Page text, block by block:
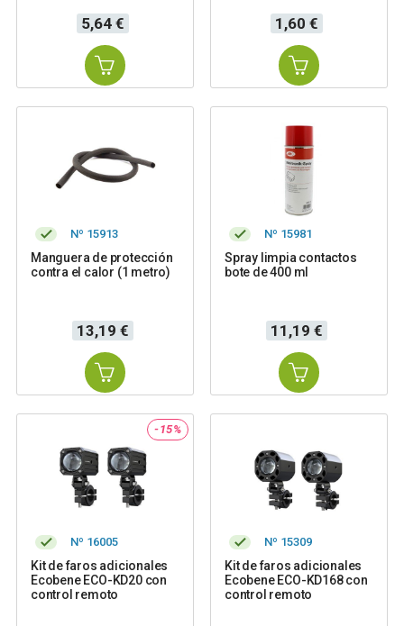
Precio
5,64 € Precio
1,60 €
Nº 15913
Manguera de protección
contra el calor (1 metro)
Precio
13,19 €
Nº 15981
Spray limpia contactos
bote de 400 ml
Precio
11,19 €
-15%
Nº 16005
Kit de faros adicionales
Ecobene ECO-KD20 con
control remoto
Nº 15309
Kit de faros adicionales
Ecobene ECO-KD168 con
control remoto